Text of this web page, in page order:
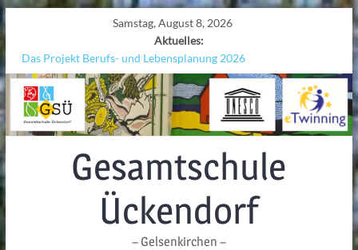
Samstag, August 8, 2026
Aktuelles:
Das Projekt Berufs- und Lebensplanung 2026
UNESCO Stadtradeln „Grenzen überwinden“
KCC-Workshop
Sicherheit auf den Wellen: Lehrkräfte bilden sich in Alicante fort
Ferien!!!
Gesamtschule
Ückendorf
– Gelsenkirchen –